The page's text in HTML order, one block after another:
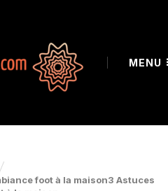
MENU
foot à la maison3 Astuces